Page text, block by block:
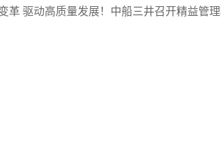
革 驱动高质量发展！中船三井召开精益管